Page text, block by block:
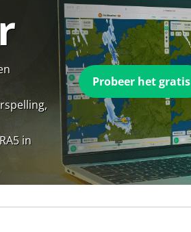
in
Probeer het gratis